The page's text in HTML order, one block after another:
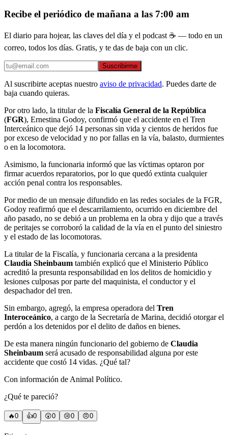
Recibe el periódico de mañana a las 7:00 am
El diario para hojear, las claves del día y el podcast ☕ — todo en un
correo, todos los días. Gratis, y te das de baja con un clic.
Suscribirme
Al suscribirte aceptas nuestro aviso de privacidad. Puedes darte de
baja cuando quieras.
Por otro lado, la titular de la Fiscalía General de la República
(FGR), Ernestina Godoy, confirmó que el accidente en el Tren
Interceánico que dejó 14 personas sin vida y cientos de heridos fue
por exceso de velocidad y no por fallas en la vía, balasto, durmientes
o en la locomotora.
Asimismo, la funcionaria informó que las víctimas optaron por
firmar acuerdos reparatorios, por lo que quedó extinta cualquier
acción penal contra los responsables.
Por medio de un mensaje difundido en las redes sociales de la FGR,
Godoy reafirmó que el descarrilamiento, ocurrido en diciembre del
año pasado, no se debió a un problema en la obra y dijo que a través
de peritajes se corroboró la calidad de la vía en el punto del siniestro
y el estado de las locomotoras.
La titular de la Fiscalía, y funcionaria cercana a la presidenta
Claudia Sheinbaum también explicó que el Ministerio Público
acreditó la presunta responsabilidad en los delitos de homicidio y
lesiones culposas por parte del maquinista, el conductor y el
despachador del tren.
Sin embargo, agregó, la empresa operadora del Tren
Interoceánico, a cargo de la Secretaría de Marina, decidió otorgar el
perdón a los detenidos por el delito de daños en bienes.
De esta manera ningún funcionario del gobierno de Claudia
Sheinbaum será acusado de responsabilidad alguna por este
accidente que costó 14 vidas. ¿Qué tal?
Con información de Animal Político.
¿Qué te pareció?
🔥0 👍0 😲0 😢0 😠0